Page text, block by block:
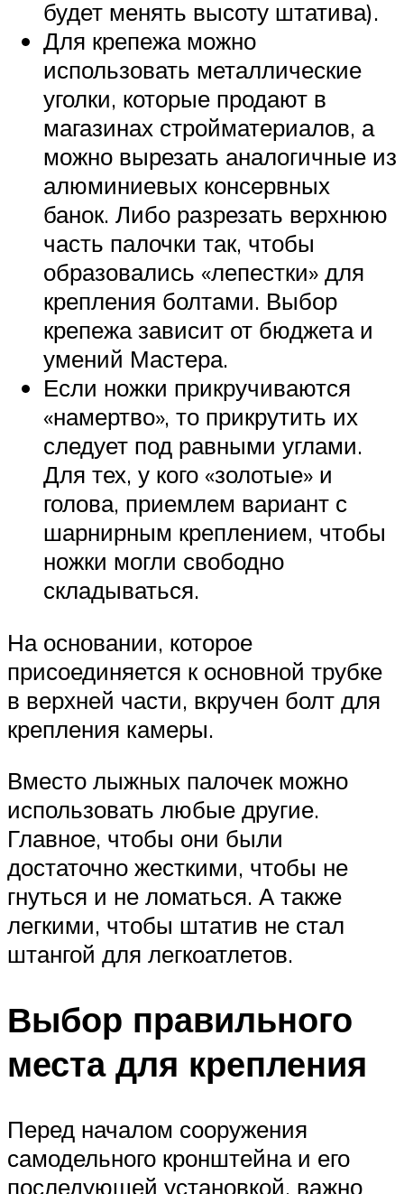
будет менять высоту штатива).
Для крепежа можно
использовать металлические
уголки, которые продают в
магазинах стройматериалов, а
можно вырезать аналогичные из
алюминиевых консервных
банок. Либо разрезать верхнюю
часть палочки так, чтобы
образовались «лепестки» для
крепления болтами. Выбор
крепежа зависит от бюджета и
умений Мастера.
Если ножки прикручиваются
«намертво», то прикрутить их
следует под равными углами.
Для тех, у кого «золотые» и
голова, приемлем вариант с
шарнирным креплением, чтобы
ножки могли свободно
складываться.
На основании, которое
присоединяется к основной трубке
в верхней части, вкручен болт для
крепления камеры.
Вместо лыжных палочек можно
использовать любые другие.
Главное, чтобы они были
достаточно жесткими, чтобы не
гнуться и не ломаться. А также
легкими, чтобы штатив не стал
штангой для легкоатлетов.
Выбор правильного
места для крепления
Перед началом сооружения
самодельного кронштейна и его
последующей установкой, важно